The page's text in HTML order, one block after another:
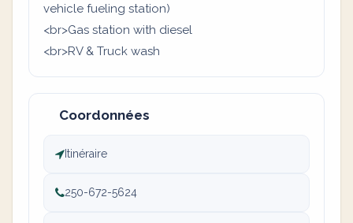
vehicle fueling station)
<br>Gas station with diesel
<br>RV & Truck wash
Coordonnées
Itinéraire
250-672-5624